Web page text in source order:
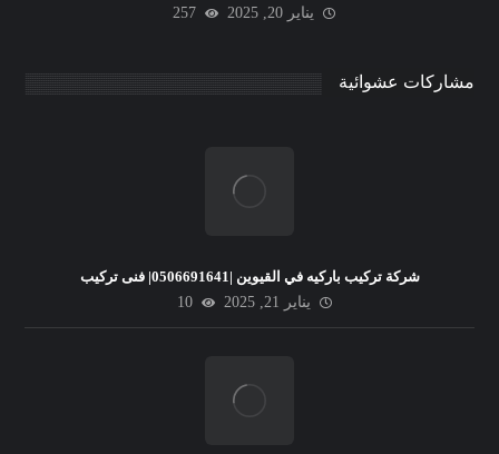
يناير 20, 2025 257
مشاركات عشوائية
شركة تركيب باركيه في القيوين |0506691641| فنى تركيب
يناير 21, 2025
10